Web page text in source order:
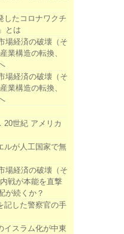
したコロナワクチ
とは
場経済の破壊（そ
業構造の転換、
場経済の破壊（そ
業構造の転換、
20世紀 アメリカ
ルが人工国家で無
場経済の破壊（そ
戦が本能を直撃
が続くか？
記した警察官の手
イスラム化が中東